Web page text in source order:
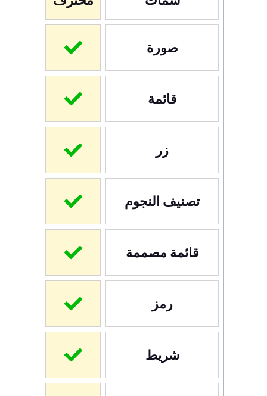
صورة
قائمة
زر
تصنيف النجوم
قائمة مصممة
رمز
شريط